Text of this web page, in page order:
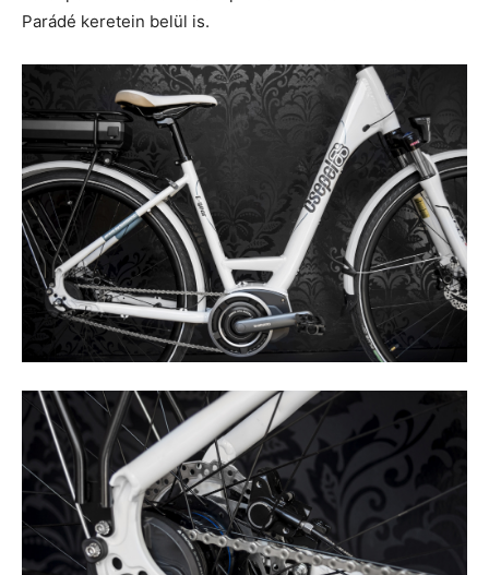
Parádé keretein belül is.